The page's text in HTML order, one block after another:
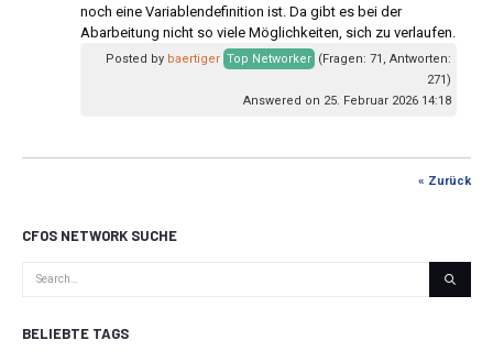
noch eine Variablendefinition ist. Da gibt es bei der
Abarbeitung nicht so viele Möglichkeiten, sich zu verlaufen.
Posted by baertiger Top Networker (Fragen: 71, Antworten:
271)
Answered on 25. Februar 2026 14:18
« Zurück
CFOS NETWORK SUCHE
BELIEBTE TAGS